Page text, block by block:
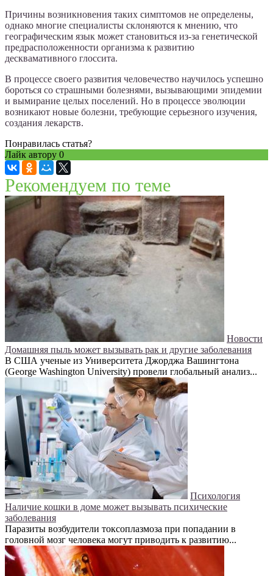
Причины возникновения таких симптомов не определены,
однако многие специалисты склоняются к мнению, что
географическим язык может становиться из-за генетической
предрасположенности организма к развитию
десквамативного глоссита.
В процессе своего развития человечество научилось успешно
бороться со страшными болезнями, вызывающими эпидемии
и вымирание целых поселений. Но в процессе эволюции
возникают новые болезни, требующие серьезного изучения,
создания лекарств.
Понравилась статья?
Лайк автору 0
Рекомендуем по теме
Новости
Домашняя пыль может вызывать рак и другие заболевания
В США ученые из Университета Джорджа Вашингтона
(George Washington University) провели глобальный анализ...
Психология
Наличие кошки в доме может вызывать психические
заболевания
Паразиты возбудители токсоплазмоза при попадании в
головной мозг человека могут приводить к развитию...